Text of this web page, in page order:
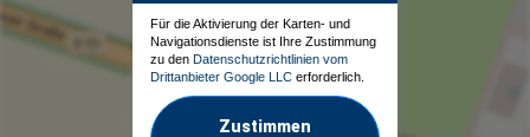
Für die Aktivierung der Karten- und
Navigationsdienste ist Ihre Zustimmung
zu den Datenschutzrichtlinien vom
Drittanbieter Google LLC erforderlich.
Zustimmen